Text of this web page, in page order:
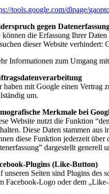
tools.google.com/dlpage/
gegen
können die Erfassung Ihrer
dieser Website verhindert:
Informationen zum Umgang
haben mit Google einen Vertrag
um.
Merkmale bei
Website nutzt die Funktion
Diese Daten stammen aus
diese Funktion jederzeit
dargestellt generell
Plugins (Like-Button)
unseren Seiten sind Plugins des
Facebook-Logo oder dem